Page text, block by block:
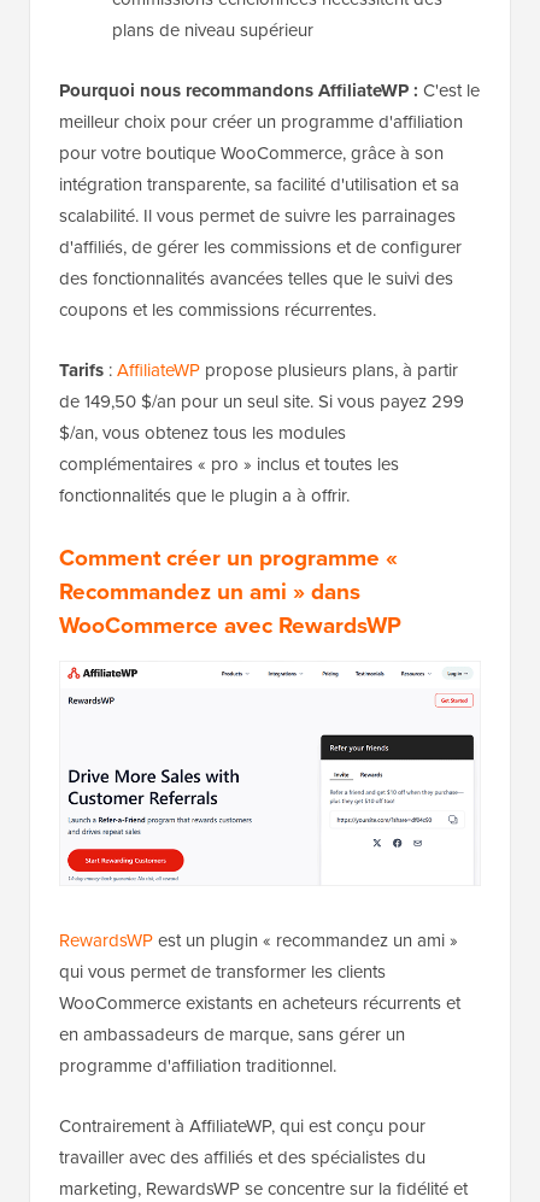
plans de niveau supérieur
Pourquoi nous recommandons AffiliateWP : C'est le
meilleur choix pour créer un programme d'affiliation
pour votre boutique WooCommerce, grâce à son
intégration transparente, sa facilité d'utilisation et sa
scalabilité. Il vous permet de suivre les parrainages
d'affiliés, de gérer les commissions et de configurer
des fonctionnalités avancées telles que le suivi des
coupons et les commissions récurrentes.
Tarifs :AffiliateWP propose plusieurs plans, à partir
de 149,50 $/an pour un seul site. Si vous payez 299
$/an, vous obtenez tous les modules
complémentaires « pro » inclus et toutes les
fonctionnalités que le plugin a à offrir.
Comment créer un programme «
Recommandez un ami » dans
WooCommerce avec RewardsWP
RewardsWPest un plugin « recommandez un ami »
qui vous permet de transformer les clients
WooCommerce existants en acheteurs récurrents et
en ambassadeurs de marque, sans gérer un
programme d'affiliation traditionnel.
Contrairement à AffiliateWP, qui est conçu pour
travailler avec des affiliés et des spécialistes du
marketing, RewardsWP se concentre sur la fidélité et